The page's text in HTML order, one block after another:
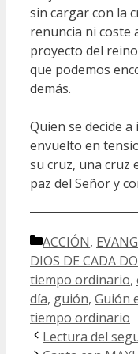
sin cargar con la
renuncia ni coste
proyecto del
que podemos
demás.
Quien se decide
envuelto en
su cruz, una cruz
paz del Señor y
Categorías
ACCIÓN,
DIOS DE CADA
tiempo ordinario,
día, guión, Guión
tiempo ordinario
Lectura del